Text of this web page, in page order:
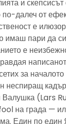
и
по-далеч от
е
имаш пари да
е
за
неспиращ
Валушка (Lars
на града —
Един по